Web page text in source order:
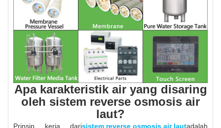
Apa karakteristik air yang disaring
oleh sistem reverse osmosis air
laut?
Prinsip kerja darisistem reverse osmosis air lautadalah